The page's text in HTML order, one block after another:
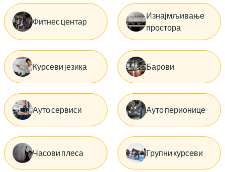
Фитнес центар
Изнајмљивање
простора
Курсеви језика Барови
Ауто сервиси Ауто перионице
Часови плеса Групни курсеви